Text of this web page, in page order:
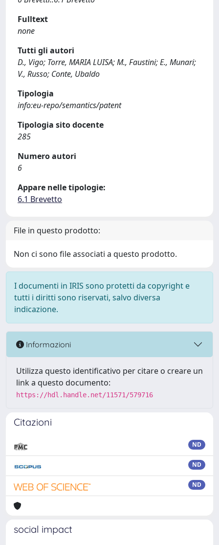
Fulltext
none
Tutti gli autori
D., Vigo; Torre, MARIA LUISA; M., Faustini; E., Munari;
V., Russo; Conte, Ubaldo
Tipologia
info:eu-repo/semantics/patent
Tipologia sito docente
285
Numero autori
6
Appare nelle tipologie:
6.1 Brevetto
File in questo prodotto:
Non ci sono file associati a questo prodotto.
I documenti in IRIS sono protetti da copyright e
tutti i diritti sono riservati, salvo diversa
indicazione.
Informazioni
Utilizza questo identificativo per citare o creare un
link a questo documento:
https://hdl.handle.net/11571/579716
Citazioni
ND
ND
ND
social impact